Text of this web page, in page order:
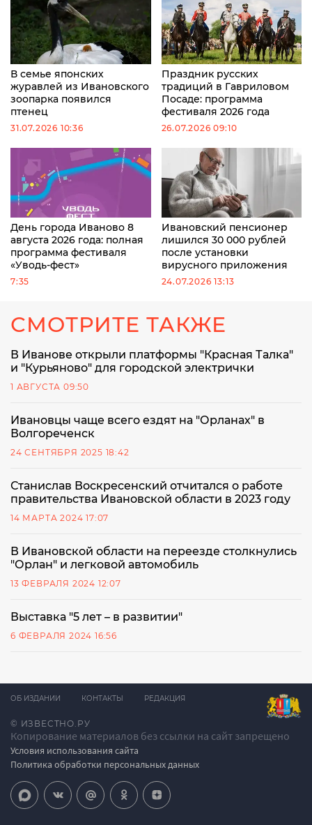
В семье японских
журавлей из Ивановского
зоопарка появился
птенец
31.07.2026 10:36
Праздник русских
традиций в Гавриловом
Посаде: программа
фестиваля 2026 года
26.07.2026 09:10
День города Иваново 8
августа 2026 года: полная
программа фестиваля
«Уводь-фест»
7:35
Ивановский пенсионер
лишился 30 000 рублей
после установки
вирусного приложения
24.07.2026 13:13
СМОТРИТЕ ТАКЖЕ
В Иванове открыли платформы "Красная Талка"
и "Курьяново" для городской электрички
1 АВГУСТА 09:50
Ивановцы чаще всего ездят на "Орланах" в
Волгореченск
24 СЕНТЯБРЯ 2025 18:42
Станислав Воскресенский отчитался о работе
правительства Ивановской области в 2023 году
14 МАРТА 2024 17:07
В Ивановской области на переезде столкнулись
"Орлан" и легковой автомобиль
13 ФЕВРАЛЯ 2024 12:07
Выставка "5 лет – в развитии"
6 ФЕВРАЛЯ 2024 16:56
© ИЗВЕСТНО.РУ
Копирование материалов без ссылки на сайт запрещено
Условия использования сайта
Политика обработки персональных данных
ОБ ИЗДАНИИ КОНТАКТЫ РЕДАКЦИЯ